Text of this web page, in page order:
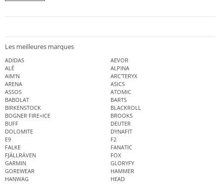
Les meilleures marques
ADIDAS
AEVOR
ALÉ
ALPINA
AIM'N
ARC'TERYX
ARENA
ASICS
ASSOS
ATOMIC
BABOLAT
BARTS
BIRKENSTOCK
BLACKROLL
BOGNER FIRE+ICE
BROOKS
BUFF
DEUTER
DOLOMITE
DYNAFIT
E9
F2
FALKE
FANATIC
FJÄLLRÄVEN
FOX
GARMIN
GLORYFY
GOREWEAR
HAMMER
HANWAG
HEAD